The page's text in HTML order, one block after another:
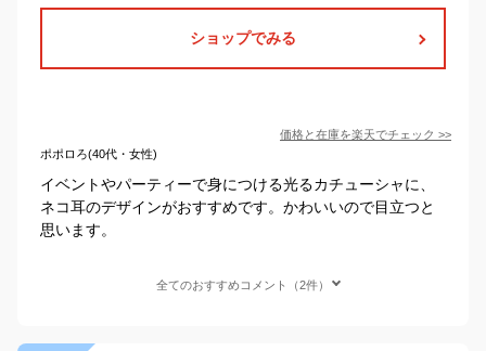
ショップでみる
価格と在庫を楽天でチェック >>
ポポロろ(40代・女性)
イベントやパーティーで身につける光るカチューシャに、
ネコ耳のデザインがおすすめです。かわいいので目立つと
思います。
全てのおすすめコメント（2件）